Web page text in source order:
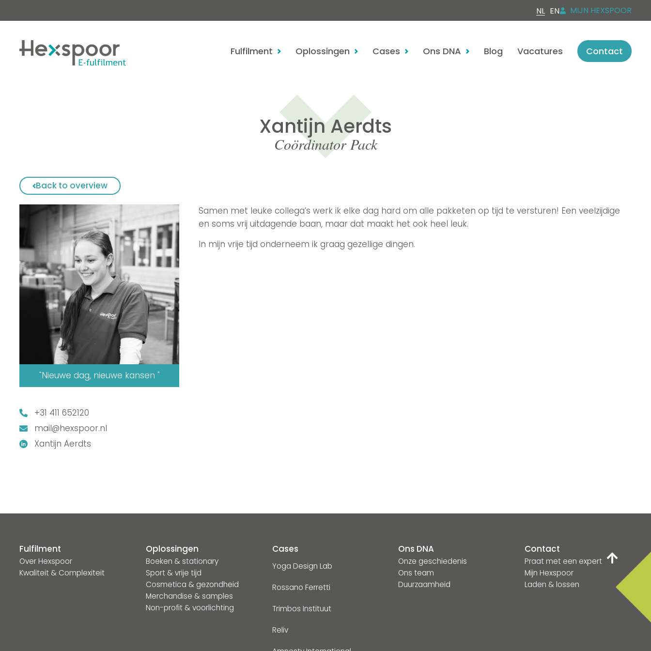
NL EN MIJN HEXSPOOR
Fulfilment Oplossingen Cases Ons DNA Blog Vacatures Contact
Xantijn Aerdts
Coördinator Pack
Back to overview
"Nieuwe dag, nieuwe kansen "
+31 411 652120
mail@hexspoor.nl
Xantijn Aerdts
Samen met leuke collega’s werk ik elke dag hard om alle pakketen op tijd te versturen! Een veelzijdige
en soms vrij uitdagende baan, maar dat maakt het ook heel leuk.
In mijn vrije tijd onderneem ik graag gezellige dingen.
Fulfilment
Over Hexspoor
Kwaliteit & Complexiteit
Oplossingen
Boeken & stationary
Sport & vrije tijd
Cosmetica & gezondheid
Merchandise & samples
Non-profit & voorlichting
Cases
Yoga Design Lab
Rossano Ferretti
Trimbos Instituut
Reliv
Ons DNA
Onze geschiedenis
Ons team
Duurzaamheid
Contact
Praat met een expert
Mijn Hexspoor
Laden & lossen